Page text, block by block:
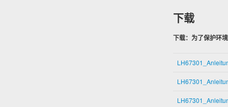
下载
下载：为了保护环